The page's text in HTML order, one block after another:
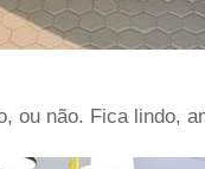
ou não. Fica lindo,